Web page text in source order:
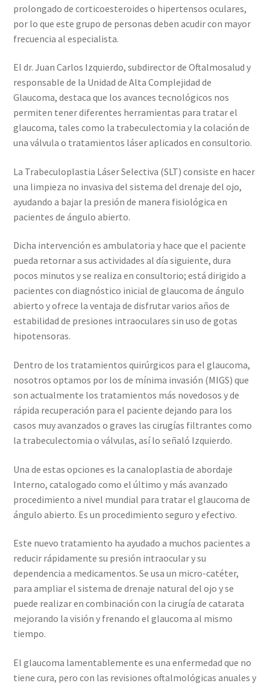
prolongado de corticoesteroides o hipertensos oculares,
por lo que este grupo de personas deben acudir con mayor
frecuencia al especialista.
El dr. Juan Carlos Izquierdo, subdirector de Oftalmosalud y
responsable de la Unidad de Alta Complejidad de
Glaucoma, destaca que los avances tecnológicos nos
permiten tener diferentes herramientas para tratar el
glaucoma, tales como la trabeculectomia y la colación de
una válvula o tratamientos láser aplicados en consultorio.
La Trabeculoplastia Láser Selectiva (SLT) consiste en hacer
una limpieza no invasiva del sistema del drenaje del ojo,
ayudando a bajar la presión de manera fisiológica en
pacientes de ángulo abierto.
Dicha intervención es ambulatoria y hace que el paciente
pueda retornar a sus actividades al día siguiente, dura
pocos minutos y se realiza en consultorio; está dirigido a
pacientes con diagnóstico inicial de glaucoma de ángulo
abierto y ofrece la ventaja de disfrutar varios años de
estabilidad de presiones intraoculares sin uso de gotas
hipotensoras.
Dentro de los tratamientos quirúrgicos para el glaucoma,
nosotros optamos por los de mínima invasión (MIGS) que
son actualmente los tratamientos más novedosos y de
rápida recuperación para el paciente dejando para los
casos muy avanzados o graves las cirugías filtrantes como
la trabeculectomia o válvulas, así lo señaló Izquierdo.
Una de estas opciones es la canaloplastia de abordaje
Interno, catalogado como el último y más avanzado
procedimiento a nivel mundial para tratar el glaucoma de
ángulo abierto. Es un procedimiento seguro y efectivo.
Este nuevo tratamiento ha ayudado a muchos pacientes a
reducir rápidamente su presión intraocular y su
dependencia a medicamentos. Se usa un micro-catéter,
para ampliar el sistema de drenaje natural del ojo y se
puede realizar en combinación con la cirugía de catarata
mejorando la visión y frenando el glaucoma al mismo
tiempo.
El glaucoma lamentablemente es una enfermedad que no
tiene cura, pero con las revisiones oftalmológicas anuales y